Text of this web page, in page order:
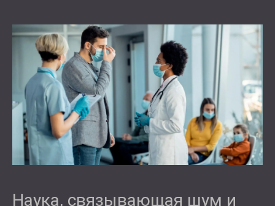
Наука, связывающая шум и